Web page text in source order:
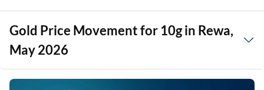
Gold Price Movement for 10g in Rewa,
May 2026